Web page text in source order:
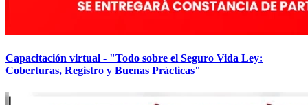
Capacitación virtual - "Todo sobre el Seguro Vida Ley:
Coberturas, Registro y Buenas Prácticas"